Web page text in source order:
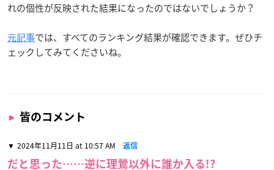
れの個性が反映された結果になったのではないでしょうか？
元記事では、すべてのランキング結果が確認できます。ぜひチ
ェックしてみてくださいね。
皆のコメント
2024年11月11日 at 10:57 AM 返信
だと思った……逆に理鶯以外に誰か入る!?